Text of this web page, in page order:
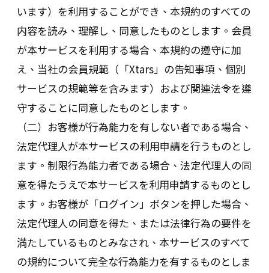
います）を利用することができ、本規約のすべての
内容を読み、理解し、同意したものとします。会員
が本サービスを利用する場合、本規約の遵守に加
え、当社の会員規範（「Xtars」の告知事項、個別
サービスの規範等を含みます）および関連法令を遵
守することに同意したものとします。
（二）お客様が行為能力を有しない者である場合、
法定代理人が本サービスの利用申請を行うものとし
ます。制限行為能力者である場合、法定代理人の同
意を得たうえで本サービスを利用申請するものとし
ます。お客様が「ログイン」ボタンを押した場合、
法定代理人の同意を得た、または法律行為の要件を
満たしているものとみなされ、本サービスのすべて
の規約について完全な行為能力を有するものとしま